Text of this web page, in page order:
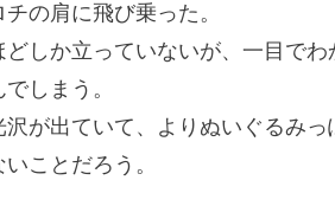
の肩に飛び乗った。
しか立っていないが、一目で
しまう。
が出ていて、よりぬいぐるみっ
ことだろう。